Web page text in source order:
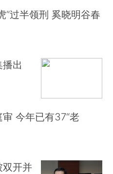
”过半领刑 奚晓明谷春
出
今年已有37“老
双开并